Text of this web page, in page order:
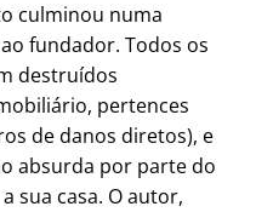
culminou numa
fundador. Todos os
destruídos
pertences
de danos diretos), e
absurda por parte do
sua casa. O autor,